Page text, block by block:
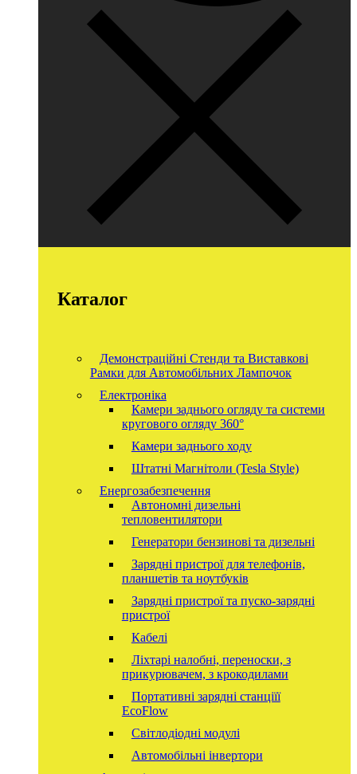
Каталог
Демонстраційні Стенди та Виставкові
Рамки для Автомобільних Лампочок
Електроніка
Камери заднього огляду та системи
кругового огляду 360°
Камери заднього ходу
Штатні Магнітоли (Tesla Style)
Енергозабезпечення
Автономні дизельні
тепловентилятори
Генератори бензинові та дизельні
Зарядні пристрої для телефонів,
планшетів та ноутбуків
Зарядні пристрої та пуско-зарядні
пристрої
Кабелі
Ліхтарі налобні, переноски, з
прикурювачем, з крокодилами
Портативні зарядні станціїї
EcoFlow
Світлодіодні модулі
Автомобільні інвертори